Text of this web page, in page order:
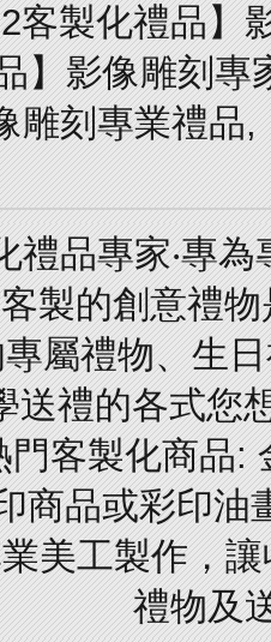
客製化禮品】
】影像雕刻
雕刻專業禮品
禮品專家‧專
製的創意禮
屬禮物、生
送禮的各式您
門客製化商品:
商品或彩印油
美工製作，
禮物及